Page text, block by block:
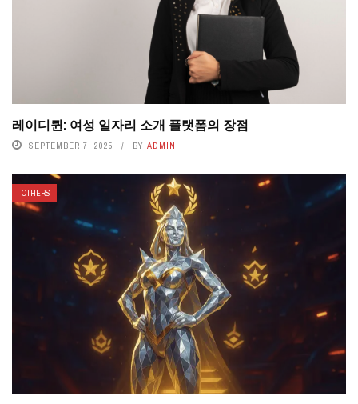
레이디퀸: 여성 일자리 소개 플랫폼의 장점
SEPTEMBER 7, 2025 BY ADMIN
OTHERS